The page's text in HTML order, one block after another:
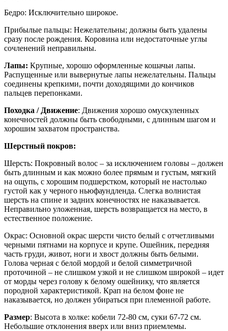
Бедро: Исключительно широкое.
Прибылые пальцы: Нежелательны; должны быть удалены
сразу после рождения. Коровина или недостаточные углы
сочленений неправильны.
Лапы: Крупные, хорошо оформленные кошачьи лапы.
Распущенные или вывернутые лапы нежелательны. Пальцы
соединены крепкими, почти доходящими до кончиков
пальцев перепонками.
Походка / Движение: Движения хорошо омускуленных
конечностей должны быть свободными, с длинным шагом и
хорошим захватом пространства.
Шерстный покров:
Шерсть: Покровный волос – за исключением головы – должен
быть длинным и как можно более прямым и густым, мягкий
на ощупь, с хорошим подшерстком, который не настолько
густой как у черного ньюфаундленда. Слегка волнистая
шерсть на спине и задних конечностях не наказывается.
Неправильно уложенная, шерсть возвращается на место, в
естественное положение.
Окрас: Основной окрас шерсти чисто белый с отчетливыми
черными пятнами на корпусе и крупе. Ошейник, передняя
часть груди, живот, ноги и хвост должны быть белыми.
Голова черная с белой мордой и белой симметричной
проточиной – не слишком узкой и не слишком широкой – идет
от морды через голову к белому ошейнику, что является
породной характеристикой. Крап на белом фоне не
наказывается, но должен убираться при племенной работе.
Размер: Высота в холке: кобели 72-80 см, суки 67-72 см.
Небольшие отклонения вверх или вниз приемлемы.